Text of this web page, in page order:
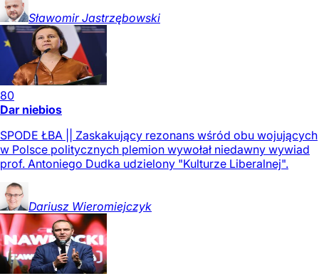
Sławomir Jastrzębowski
80
Dar niebios
SPODE ŁBA || Zaskakujący rezonans wśród obu wojujących
w Polsce politycznych plemion wywołał niedawny wywiad
prof. Antoniego Dudka udzielony "Kulturze Liberalnej".
Dariusz Wieromiejczyk